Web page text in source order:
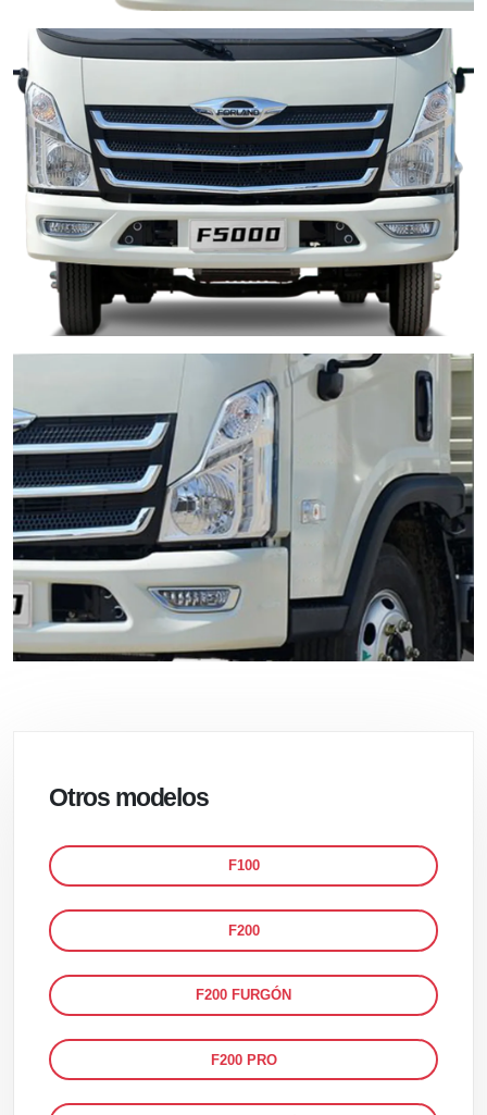
Otros modelos
F100
F200
F200 FURGÓN
F200 PRO